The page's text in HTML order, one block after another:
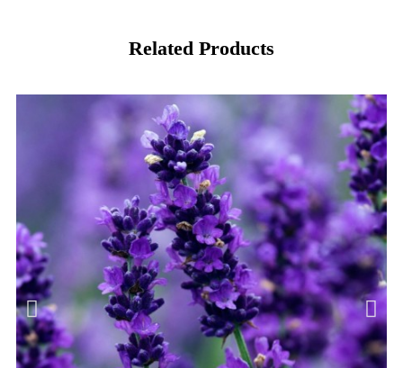
Related Products